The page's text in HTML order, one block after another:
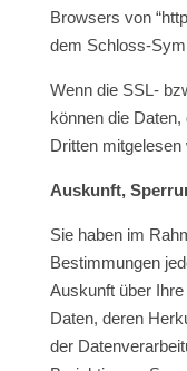
Browsers von
dem Schloss-
Wenn die SSL-
können die
Dritten mitgelesen
Auskunft,
Sie haben im
Bestimmungen
Auskunft über
Daten, deren
der